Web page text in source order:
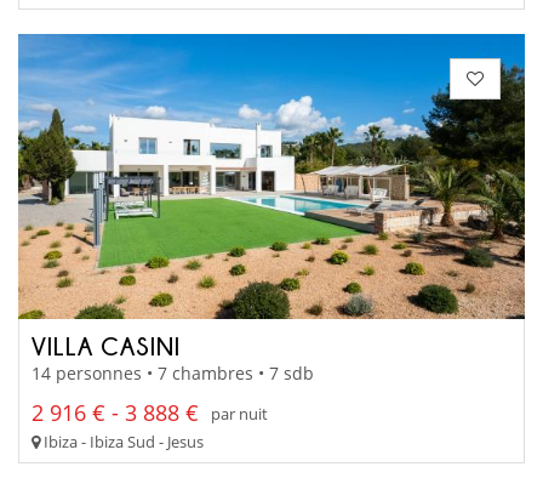
VILLA CASINI
14 personnes • 7 chambres • 7 sdb
2 916 € - 3 888 €
par nuit
Ibiza - Ibiza Sud - Jesus